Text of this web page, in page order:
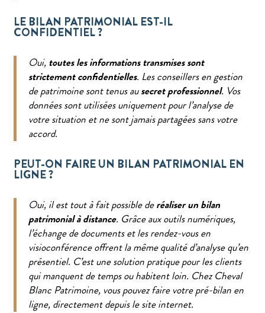
LE BILAN PATRIMONIAL EST-IL
CONFIDENTIEL ?
Oui, toutes les informations transmises sont
strictement confidentielles. Les conseillers en gestion
de patrimoine sont tenus ausecret professionnel. Vos
données sont utilisées uniquement pour l’analyse de
votre situation et ne sont jamais partagées sans votre
accord.
PEUT-ON FAIRE UN BILAN PATRIMONIAL EN
LIGNE ?
Oui, il est tout à fait possible deréaliser un bilan
patrimonial à distance. Grâce aux outils numériques,
l’échange de documents et les rendez-vous en
visioconférence offrent la même qualité d’analyse qu’en
présentiel. C’est une solution pratique pour les clients
qui manquent de temps ou habitent loin. Chez Cheval
Blanc Patrimoine, vous pouvez faire votre pré-bilan en
ligne, directement depuis le site internet.